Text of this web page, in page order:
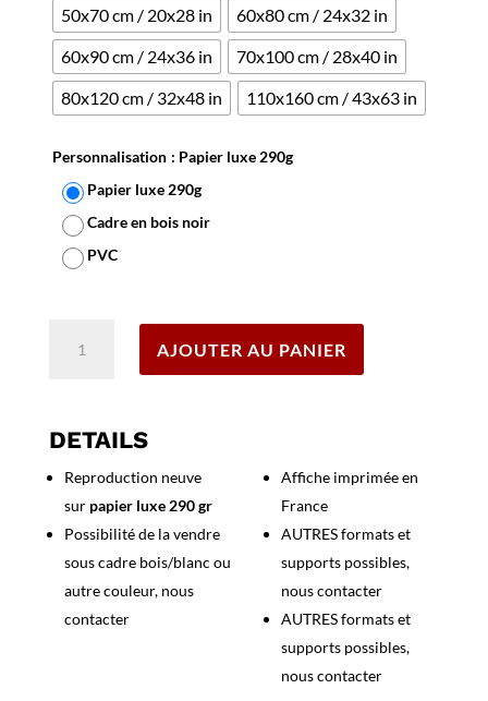
50x70 cm / 20x28 in
60x80 cm / 24x32 in
60x90 cm / 24x36 in
70x100 cm / 28x40 in
80x120 cm / 32x48 in
110x160 cm / 43x63 in
Personnalisation : Papier luxe 290g
Papier luxe 290g
Cadre en bois noir
PVC
Lunaire
Longchamp
AJOUTER AU PANIER
DETAILS
Reproduction neuve
sur papier luxe 290 gr
Possibilité de la vendre
sous cadre bois/blanc ou
autre couleur, nous
contacter
Affiche imprimée en
France
AUTRES formats et
supports possibles,
nous contacter
AUTRES formats et
supports possibles,
nous contacter